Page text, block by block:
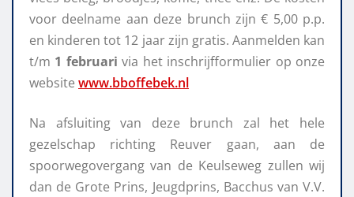
voor deelname aan deze brunch zijn € 5,00 p.p.
en kinderen tot 12 jaar zijn gratis. Aanmelden kan
t/m 1 februari via het inschrijfformulier op onze
website www.bboffebek.nl
Na afsluiting van deze brunch zal het hele
gezelschap richting Reuver gaan, aan de
spoorwegovergang van de Keulseweg zullen wij
dan de Grote Prins, Jeugdprins, Bacchus van V.V.